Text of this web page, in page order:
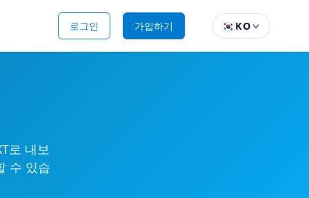
로그인 가입하기 🇰🇷KO
로 내보
수 있습